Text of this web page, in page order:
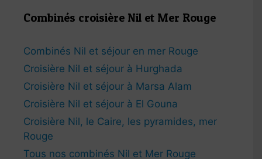
Combinés croisière Nil et Mer Rouge
Combinés Nil et séjour en mer Rouge
Croisière Nil et séjour à Hurghada
Croisière Nil et séjour à Marsa Alam
Croisière Nil et séjour à El Gouna
Croisière Nil, le Caire, les pyramides, mer
Rouge
Tous nos combinés Nil et Mer Rouge